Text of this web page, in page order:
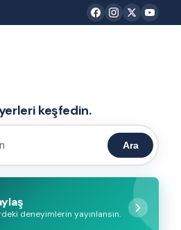
keşfedin.
Ara
deneyimlerin yayınlansın.